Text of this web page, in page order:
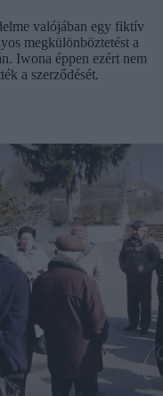
valójában egy fiktív
megkülönböztetést a
Iwona éppen ezért nem
a szerződését.